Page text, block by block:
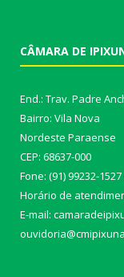
CÂMARA DE
End.: Trav. Padre
Bairro: Vila Nova
Nordeste Paraense
CEP: 68637-000
Fone: (91) 99232-
Horário de
E-mail: